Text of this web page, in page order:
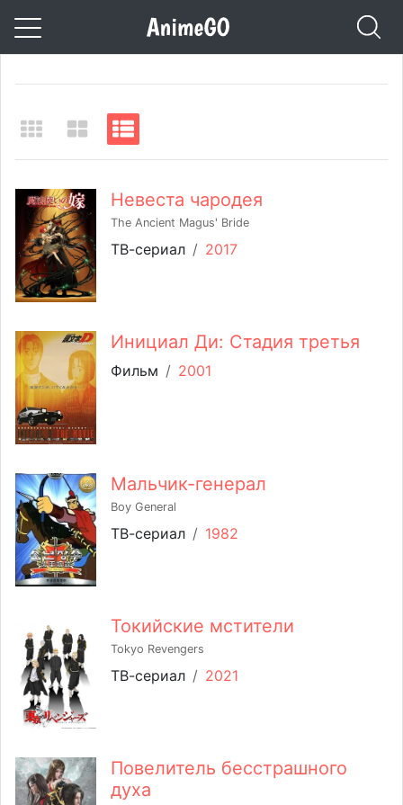
Невеста чародея
The Ancient Magus' Bride
ТВ-сериал / 2017
Инициал Ди: Стадия третья
Фильм / 2001
Мальчик-генерал
Boy General
ТВ-сериал / 1982
Токийские мстители
Tokyo Revengers
ТВ-сериал / 2021
Повелитель бесстрашного
духа